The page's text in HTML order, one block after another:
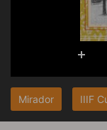
Mirador IIIF